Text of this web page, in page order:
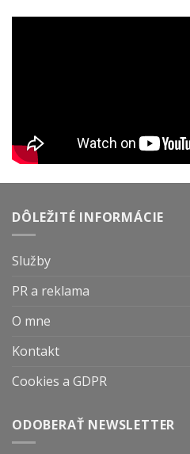
DÔLEŽITÉ INFORMÁCIE
Služby
PR a reklama
O mne
Kontakt
Cookies a GDPR
ODOBERAŤ NEWSLETTER